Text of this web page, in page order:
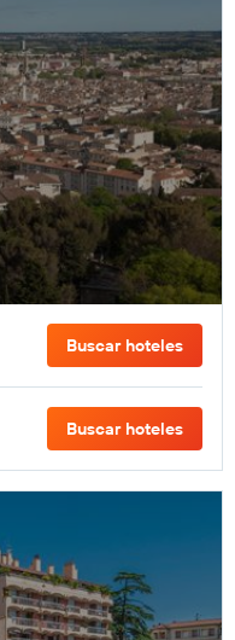
Buscar hoteles
Buscar hoteles